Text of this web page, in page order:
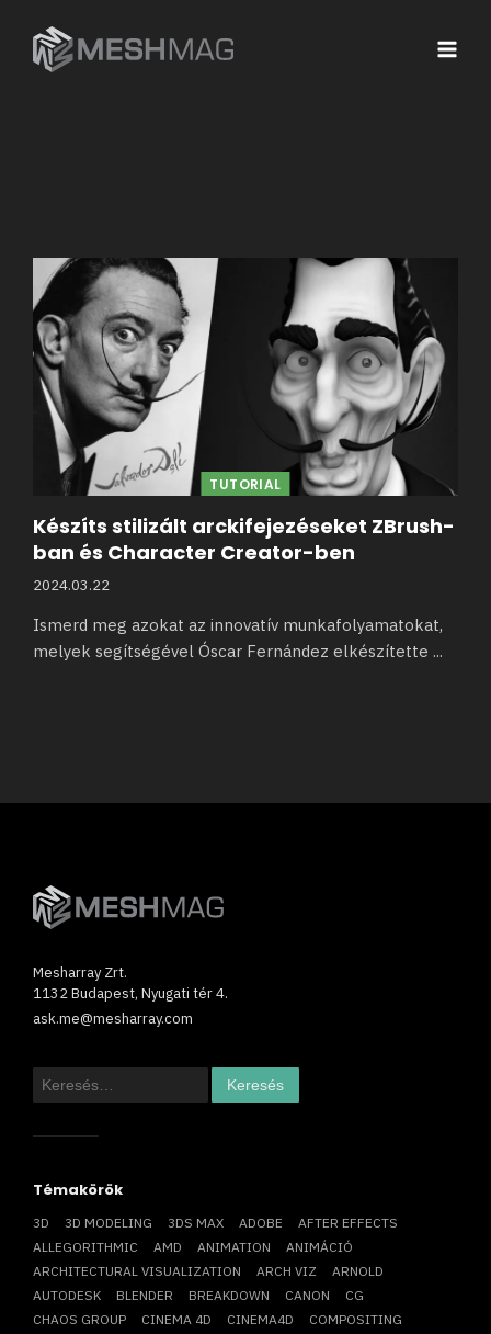
TUTORIAL
Készíts stilizált arckifejezéseket ZBrush-
ban és Character Creator-ben
2024.03.22
Ismerd meg azokat az innovatív munkafolyamatokat,
melyek segítségével Óscar Fernández elkészítette ...
Mesharray Zrt.
1132 Budapest, Nyugati tér 4.
ask.me@mesharray.com
Keresés:
Témakörök
3D 3D MODELING 3DS MAX ADOBE
AFTER EFFECTS
ALLEGORITHMIC
AMD ANIMATION
ANIMÁCIÓ
ARCHITECTURAL VISUALIZATION
ARCH VIZ
ARNOLD
AUTODESK
BLENDER BREAKDOWN CANON
CG
CHAOS GROUP
CINEMA 4D CINEMA4D
COMPOSITING